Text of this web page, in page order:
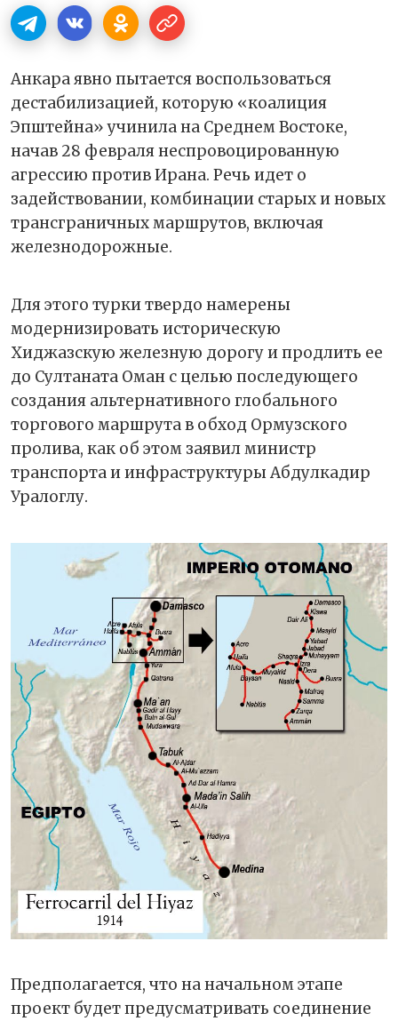
Анкара явно пытается воспользоваться
дестабилизацией, которую «коалиция
Эпштейна» учинила на Среднем Востоке,
начав 28 февраля неспровоцированную
агрессию против Ирана. Речь идет о
задействовании, комбинации старых и новых
трансграничных маршрутов, включая
железнодорожные.
Для этого турки твердо намерены
модернизировать историческую
Хиджазскую железную дорогу и продлить ее
до Султаната Оман с целью последующего
создания альтернативного глобального
торгового маршрута в обход Ормузского
пролива, как об этом заявил министр
транспорта и инфраструктуры Абдулкадир
Уралоглу.
Предполагается, что на начальном этапе
проект будет предусматривать соединение